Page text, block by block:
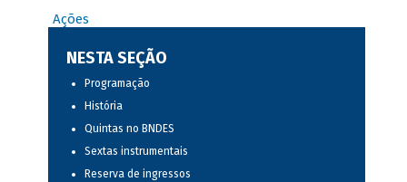
Ações
NESTA SEÇÃO
Programação
História
Quintas no BNDES
Sextas instrumentais
Reserva de ingressos